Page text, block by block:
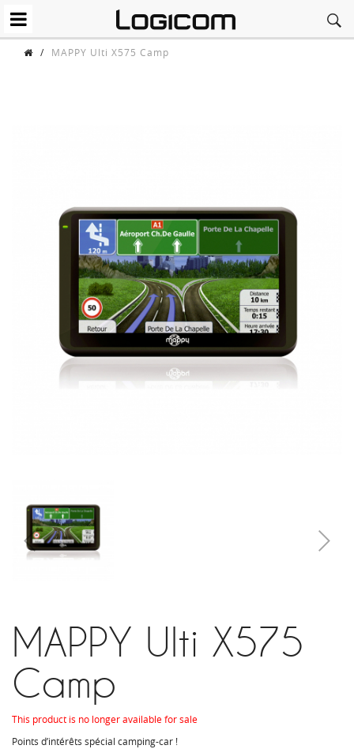
/ MAPPY Ulti X575 Camp
MAPPY Ulti X575
Camp
This product is no longer available for sale
Points d’intérêts spécial camping-car !